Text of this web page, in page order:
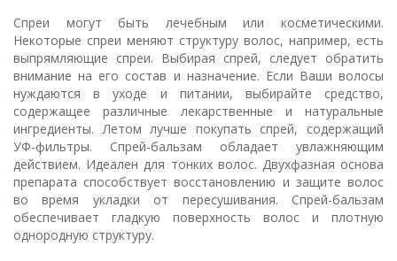
Спреи могут быть лечебным или косметическими.
Некоторые спреи меняют структуру волос, например, есть
выпрямляющие спреи. Выбирая спрей, следует обратить
внимание на его состав и назначение. Если Ваши волосы
нуждаются в уходе и питании, выбирайте средство,
содержащее различные лекарственные и натуральные
ингредиенты. Летом лучше покупать спрей, содержащий
УФ-фильтры. Спрей-бальзам обладает увлажняющим
действием. Идеален для тонких волос. Двухфазная основа
препарата способствует восстановлению и защите волос
во время укладки от пересушивания. Спрей-бальзам
обеспечивает гладкую поверхность волос и плотную
однородную структуру.